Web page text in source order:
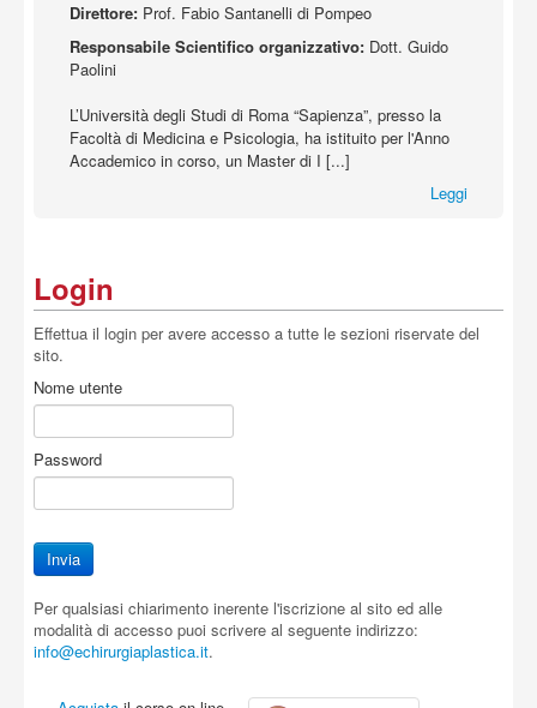
Direttore: Prof. Fabio Santanelli di Pompeo
Responsabile Scientifico organizzativo: Dott. Guido
Paolini
L’Università degli Studi di Roma “Sapienza”, presso la
Facoltà di Medicina e Psicologia, ha istituito per l'Anno
Accademico in corso, un Master di I [...]
Leggi
Login
Effettua il login per avere accesso a tutte le sezioni riservate del
sito.
Nome utente
Password
Per qualsiasi chiarimento inerente l'iscrizione al sito ed alle
modalità di accesso puoi scrivere al seguente indirizzo:
info@echirurgiaplastica.it.